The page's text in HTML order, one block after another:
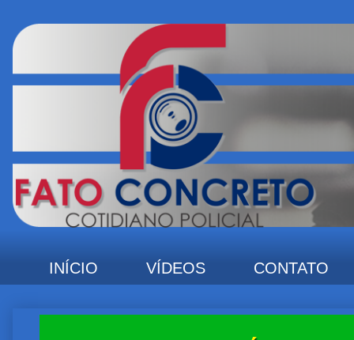
INÍCIO VÍDEOS CONTATO